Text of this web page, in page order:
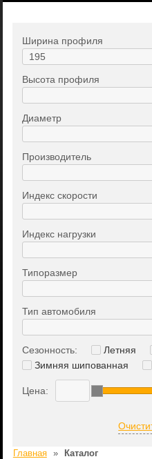
Главная » Каталог
Ширина профиля
Высота профиля
Диаметр
Производитель
Индекс скорости
Индекс нагрузки
Типоразмер
Тип автомобиля
Сезонность: Летняя
Зимняя шипованная
Цена: